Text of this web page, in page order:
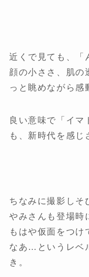
近くで見ても、「
顔の小ささ、肌の
っと眺めながら感
良い意味で「イマ
も、新時代を感じ
ちなみに撮影しそ
やみさんも登場時
もはや仮面をつけ
なあ…というレベ
き。